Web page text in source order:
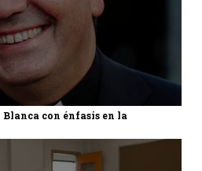
con énfasis en la